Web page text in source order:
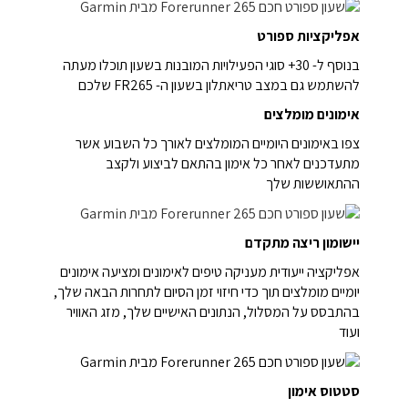
אפליקציות ספורט
בנוסף ל- 30+ סוגי הפעילויות המובנות בשעון תוכלו מעתה
להשתמש גם במצב טריאתלון בשעון ה- FR265 שלכם
אימונים מומלצים
צפו באימונים היומיים המומלצים לאורך כל השבוע אשר
מתעדכנים לאחר כל אימון בהתאם לביצוע ולקצב
ההתאוששות שלך
יישומון ריצה מתקדם
אפליקציה ייעודית מעניקה טיפים לאימונים ומציעה אימונים
יומיים מומלצים תוך כדי חיזוי זמן הסיום לתחרות הבאה שלך,
בהתבסס על המסלול, הנתונים האישיים שלך, מזג האוויר
ועוד
סטטוס אימון